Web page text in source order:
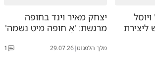
ליצירת
יצחק מאיר וינד בחופה
מרגשת: 'אַ חופה מיט נשמה'
מלך הלפגוט|
29.07.26
1